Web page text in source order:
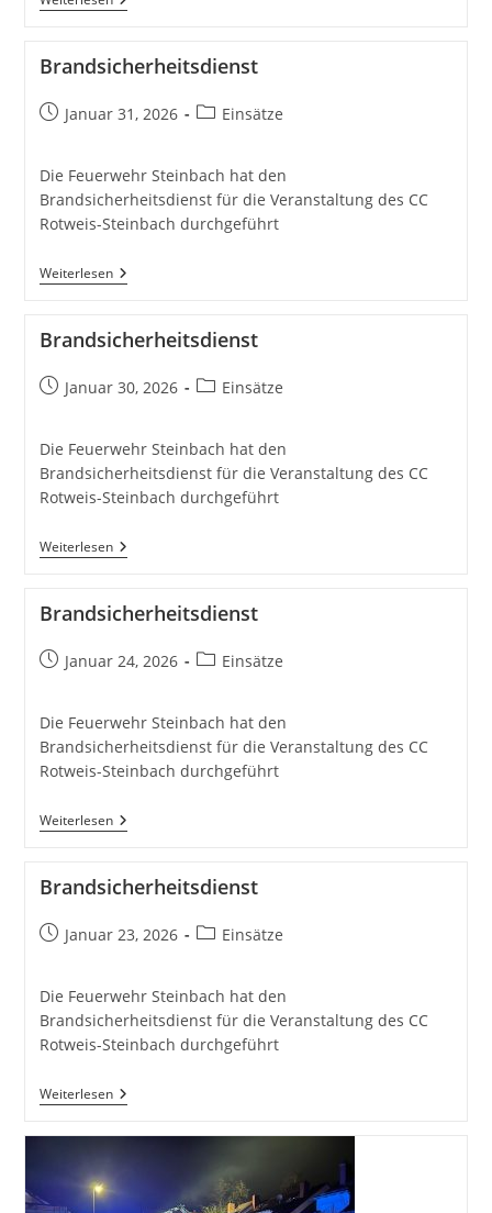
Brandsicherheitsdienst
BeitragJanuar 31, 2026
Beitrags-
Einsätze
Die Feuerwehr Steinbach hat den
Brandsicherheitsdienst für die Veranstaltung des CC
Rotweis-Steinbach durchgeführt
WeiterlesenBrandsicherheitsdienst
Brandsicherheitsdienst
BeitragJanuar 30, 2026
Beitrags-
Einsätze
Die Feuerwehr Steinbach hat den
Brandsicherheitsdienst für die Veranstaltung des CC
Rotweis-Steinbach durchgeführt
WeiterlesenBrandsicherheitsdienst
Brandsicherheitsdienst
BeitragJanuar 24, 2026
Beitrags-
Einsätze
Die Feuerwehr Steinbach hat den
Brandsicherheitsdienst für die Veranstaltung des CC
Rotweis-Steinbach durchgeführt
WeiterlesenBrandsicherheitsdienst
Brandsicherheitsdienst
BeitragJanuar 23, 2026
Beitrags-
Einsätze
Die Feuerwehr Steinbach hat den
Brandsicherheitsdienst für die Veranstaltung des CC
Rotweis-Steinbach durchgeführt
WeiterlesenBrandsicherheitsdienst